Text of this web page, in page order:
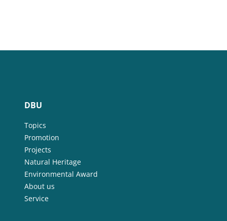
DBU
Topics
Promotion
Projects
Natural Heritage
Environmental Award
About us
Service